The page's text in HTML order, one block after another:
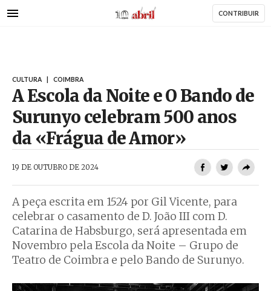
para
AbrilAbril CONTRIBUIR
CULTURA COIMBRA
A Escola da Noite e O Bando de
Surunyo celebram 500 anos
da «Frágua de Amor»
19 DE OUTUBRO DE 2024
A peça escrita em 1524 por Gil Vicente, para
celebrar o casamento de D. João III com D.
Catarina de Habsburgo, será apresentada em
Novembro pela Escola da Noite – Grupo de
Teatro de Coimbra e pelo Bando de Surunyo.